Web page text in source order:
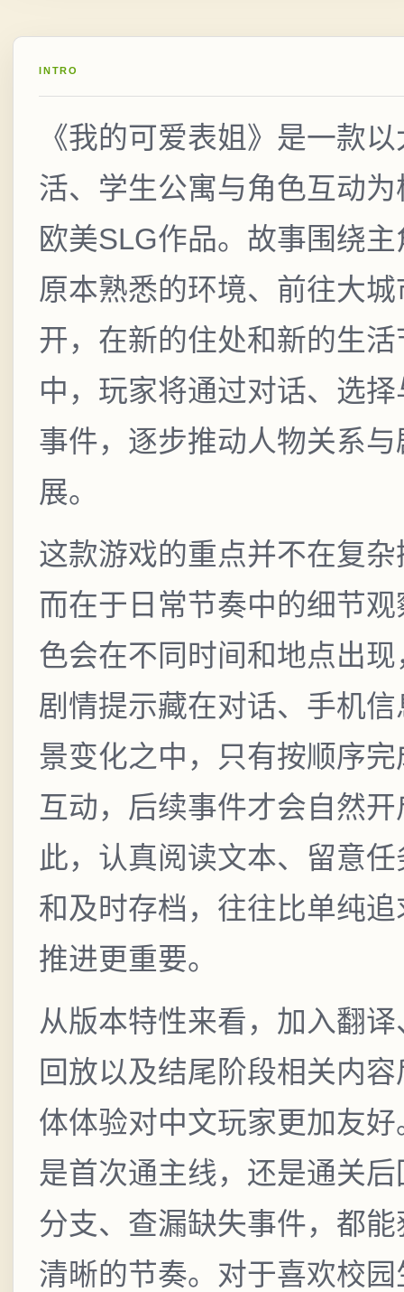
INTRO
《我的可爱表姐》是一款
活、学生公寓与角色互动
欧美SLG作品。故事围绕
原本熟悉的环境、前往大城
开，在新的住处和新的生活
中，玩家将通过对话、选
事件，逐步推动人物关系
展。
这款游戏的重点并不在复
而在于日常节奏中的细节
色会在不同时间和地点出
剧情提示藏在对话、手机
景变化之中，只有按顺序
互动，后续事件才会自然
此，认真阅读文本、留意
和及时存档，往往比单纯
推进更重要。
从版本特性来看，加入翻
回放以及结尾阶段相关内
体体验对中文玩家更加友
是首次通主线，还是通关
分支、查漏缺失事件，都
清晰的节奏。对于喜欢校